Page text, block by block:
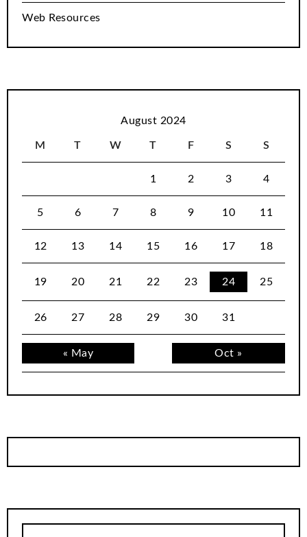
Web Resources
August 2024
M T W T F S S
« May Oct »
1 2 3 4
5 6 7 8 9 10 11
12 13 14 15 16 17 18
19 20 21 22 23 24 25
26 27 28 29 30 31